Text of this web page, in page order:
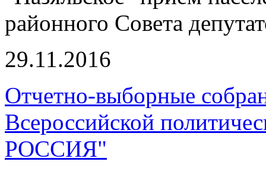
районного Совета
29.11.2016
Отчетно-выборные
Всероссийской
РОССИЯ"